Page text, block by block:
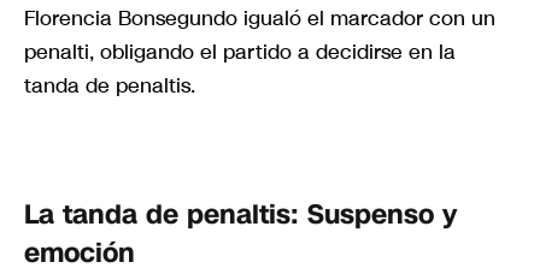
Florencia Bonsegundo igualó el marcador con un
penalti, obligando el partido a decidirse en la
tanda de penaltis.
La tanda de penaltis: Suspenso y
emoción